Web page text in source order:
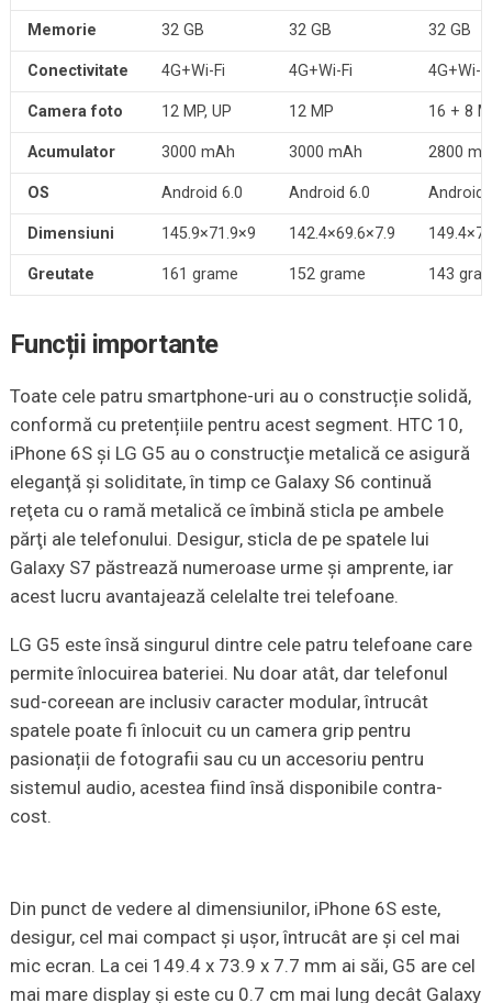
Memorie 32 GB 32 GB 32 GB
Conectivitate 4G+Wi-Fi 4G+Wi-Fi 4G+Wi-Fi
Camera foto 12 MP, UP 12 MP 16 + 8
Acumulator 3000 mAh 3000 mAh 2800
OS Android 6.0 Android 6.0 Android
Dimensiuni 145.9×71.9×9 142.4×69.6×7.9
Greutate 161 grame 152 grame 143
Funcții importante
Toate cele patru smartphone-uri au o construcție solidă,
conformă cu pretențiile pentru acest segment. HTC 10,
iPhone 6S şi LG G5 au o construcţie metalică ce asigură
eleganţă şi soliditate, în timp ce Galaxy S6 continuă
reţeta cu o ramă metalică ce îmbină sticla pe ambele
părţi ale telefonului. Desigur, sticla de pe spatele lui
Galaxy S7 păstrează numeroase urme şi amprente, iar
acest lucru avantajează celelalte trei telefoane.
LG G5 este însă singurul dintre cele patru telefoane care
permite înlocuirea bateriei. Nu doar atât, dar telefonul
sud-coreean are inclusiv caracter modular, întrucât
spatele poate fi înlocuit cu un camera grip pentru
pasionații de fotografii sau cu un accesoriu pentru
sistemul audio, acestea fiind însă disponibile contra-
cost.
Din punct de vedere al dimensiunilor, iPhone 6S este,
desigur, cel mai compact şi uşor, întrucât are şi cel mai
mic ecran. La cei 149.4 x 73.9 x 7.7 mm ai săi, G5 are cel
mai mare display şi este cu 0.7 cm mai lung decât Galaxy